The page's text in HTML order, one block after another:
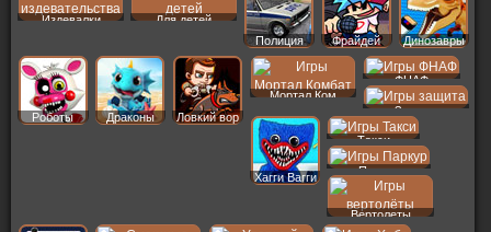
Издевалки
Для детей
Полиция
Фрайдей Динозавры
Роботы Драконы Ловкий вор
Мортал Ком
ФНАФ
Защита
Хагги Вагги
Такси
Паркур
Вертолеты